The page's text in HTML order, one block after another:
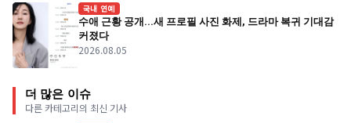
국내 연예
수애 근황 공개...새 프로필 사진 화제, 드라마 복귀 기대감
커졌다
2026.08.05
더 많은 이슈
다른 카테고리의 최신 기사